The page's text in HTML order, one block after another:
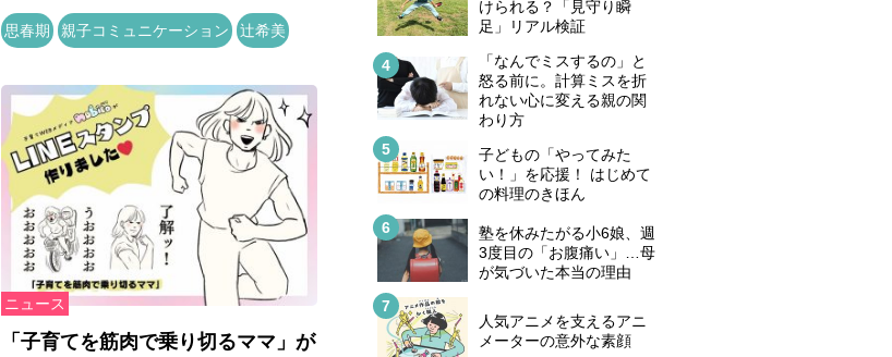
思春期 親子コミュニケーション 辻希美
ニュース
「子育てを筋肉で乗り切るママ」が
けられる？「見守り瞬
足」リアル検証
「なんでミスするの」と
怒る前に。計算ミスを折
れない心に変える親の関
わり方
子どもの「やってみた
い！」を応援！ はじめて
の料理のきほん
塾を休みたがる小6娘、週
3度目の「お腹痛い」…母
が気づいた本当の理由
人気アニメを支えるアニ
メーターの意外な素顔